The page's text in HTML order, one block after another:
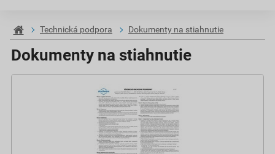
Technická podpora Dokumenty na stiahnutie
Dokumenty na stiahnutie